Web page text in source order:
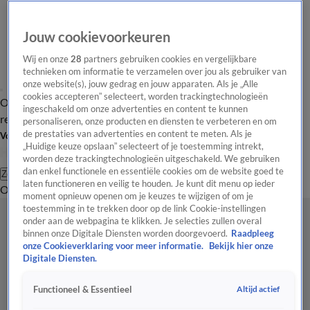
Overzicht Laatste nieuws Regionieuws Het beste van Hart
Tip de
redactie
Volg Hart van Nederland
Zoeken
OverzichtRegioUitzendingenWeerTip de redactiePanelVideo's
Jouw cookievoorkeuren
Wij en onze28 partners gebruiken cookies en vergelijkbare
technieken om informatie te verzamelen over jou als gebruiker van
onze website(s), jouw gedrag en jouw apparaten. Als je „Alle
cookies accepteren” selecteert, worden trackingtechnologieën
ingeschakeld om onze advertenties en content te kunnen
personaliseren, onze producten en diensten te verbeteren en om
de prestaties van advertenties en content te meten. Als je
„Huidige keuze opslaan” selecteert of je toestemming intrekt,
worden deze trackingtechnologieën uitgeschakeld. We gebruiken
dan enkel functionele en essentiële cookies om de website goed te
laten functioneren en veilig te houden. Je kunt dit menu op ieder
moment opnieuw openen om je keuzes te wijzigen of om je
toestemming in te trekken door op de link Cookie-instellingen
onder aan de webpagina te klikken. Je selecties zullen overal
binnen onze Digitale Diensten worden doorgevoerd. Raadpleeg
onze Cookieverklaring voor meer informatie.
Bekijk hier onze
Digitale Diensten.
Functioneel & Essentieel Altijd actief